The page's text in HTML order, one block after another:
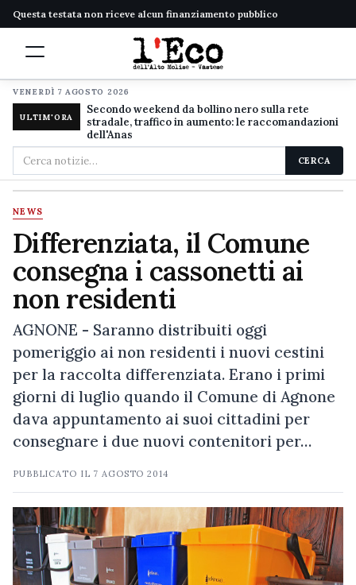
Questa testata non riceve alcun finanziamento pubblico
VENERDÌ 7 AGOSTO 2026
ULTIM'ORA
Secondo weekend da bollino nero sulla rete
stradale, traffico in aumento: le raccomandazioni
dell'Anas
Cerca
nel
sito
CERCA
NEWS
Differenziata, il Comune
consegna i cassonetti ai
non residenti
AGNONE - Saranno distribuiti oggi
pomeriggio ai non residenti i nuovi cestini
per la raccolta differenziata. Erano i primi
giorni di luglio quando il Comune di Agnone
dava appuntamento ai suoi cittadini per
consegnare i due nuovi contenitori per…
PUBBLICATO IL 7 AGOSTO 2014